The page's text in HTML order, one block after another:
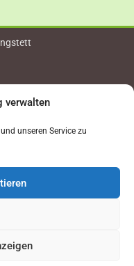
verwalten
unseren Service zu
zu aktivieren